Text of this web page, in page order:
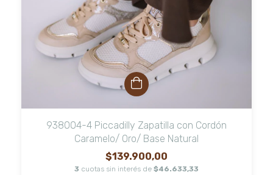
938004-4 Piccadilly Zapatilla con Cordón
Caramelo/ Oro/ Base Natural
$139.900,00
3 cuotas sin interés de $46.633,33